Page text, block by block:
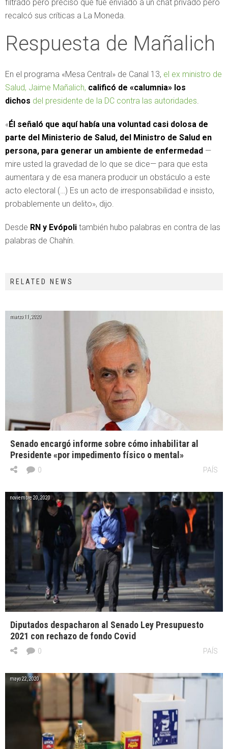
filtrado pero preciso que fue enviado a un chat privado pero
recalcó sus críticas a La Moneda.
Respuesta de Mañalich
En el programa «Mesa Central» de Canal 13, el ex ministro de
Salud, Jaime Mañalich, calificó de «calumnia» los
dichos del presidente de la DC contra las autoridades.
«Él señaló que aquí había una voluntad casi dolosa de
parte del Ministerio de Salud, del Ministro de Salud en
persona, para generar un ambiente de enfermedad —
mire usted la gravedad de lo que se dice— para que esta
aumentara y de esa manera producir un obstáculo a este
acto electoral (…) Es un acto de irresponsabilidad e insisto,
probablemente un delito», dijo.
Desde RN y Evópoli también hubo palabras en contra de las
palabras de Chahín.
RELATED NEWS
marzo 11, 2020
Senado encargó informe sobre cómo inhabilitar al
Presidente «por impedimento físico o mental»
PAÍS
0
noviembre 20, 2020
Diputados despacharon al Senado Ley Presupuesto
2021 con rechazo de fondo Covid
PAÍS
0
mayo 22, 2020